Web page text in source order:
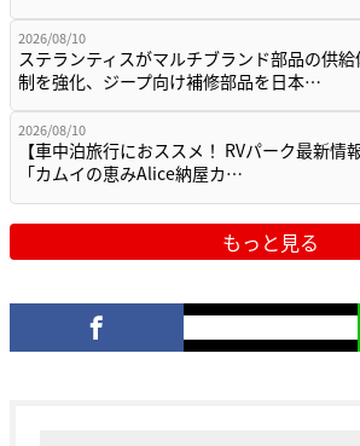
2026/08/10
ステランティスがマルチブランド部品の供給
制を強化、ジープ向け補修部品を日本…
2026/08/10
【車中泊旅行におススメ！ RVパーク最新情報
「カムイの恵みAlice納屋カ…
もっと見る